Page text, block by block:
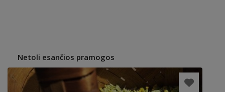
Netoli esančios pramogos